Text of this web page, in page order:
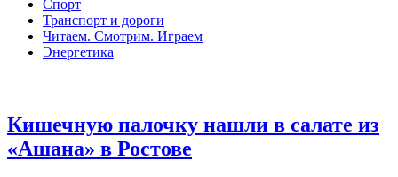
Спорт
Транспорт и дороги
Читаем. Смотрим. Играем
Энергетика
Кишечную палочку нашли в салате из
«Ашана» в Ростове